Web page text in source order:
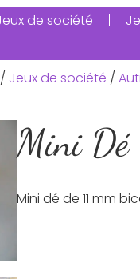
de société
/ Jeux de société /
Mini Dé
Mini dé de 11 mm